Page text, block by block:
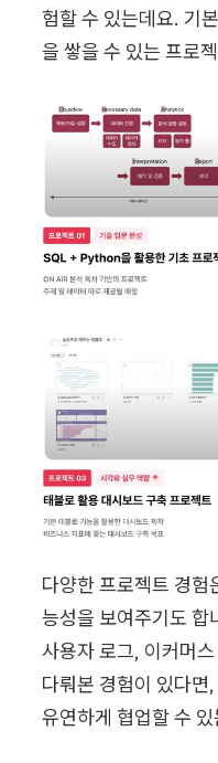
험할 수 있는데요. 기
을 쌓을 수 있는 프로
다양한 프로젝트 경험
능성을 보여주기도 합
사용자 로그, 이커머
다뤄본 경험이 있다면
유연하게 협업할 수